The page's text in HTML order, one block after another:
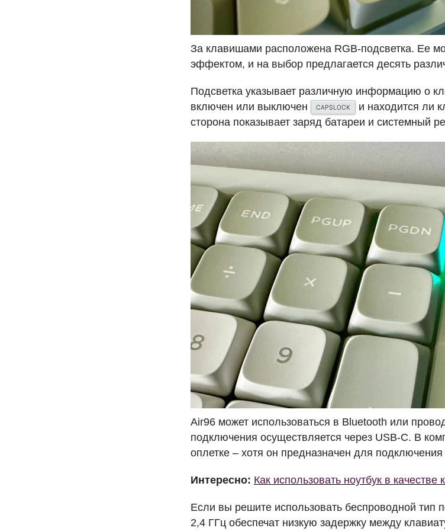
За клавишами расположена RGB-подсветка. Ее
эффектом, и на выбор предлагается десять
Подсветка указывает различную информацию о
включен или выключен
CAPSLOCK
и находится ли
сторона показывает заряд батареи и системный
Air96 может использоваться в Bluetooth или
подключения осуществляется через USB-C. В
оплетке – хотя он предназначен для подключения
Интересно: Как использовать ноутбук в
Если вы решите использовать беспроводной тип
2,4 ГГц обеспечат низкую задержку между